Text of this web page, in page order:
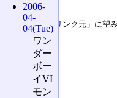
↑の「本日のリンク元」に望
2006-
04-
04(Tue)
ワン
ダー
ボー
イVI
モン